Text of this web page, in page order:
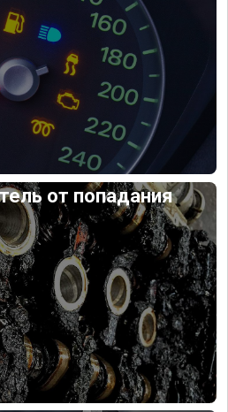
от попадания